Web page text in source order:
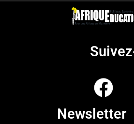
Newsletter